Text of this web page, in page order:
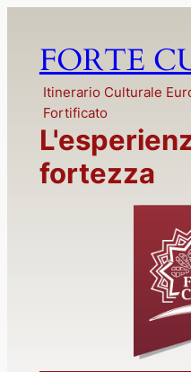
contenuto
FORTE
Itinerario Culturale
Fortificato
fortezza